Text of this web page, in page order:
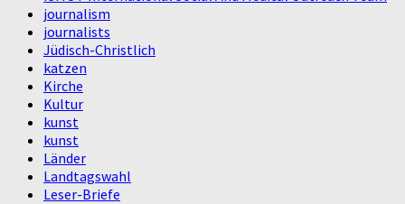
journalism
journalists
Jüdisch-Christlich
katzen
Kirche
Kultur
kunst
kunst
Länder
Landtagswahl
Leser-Briefe